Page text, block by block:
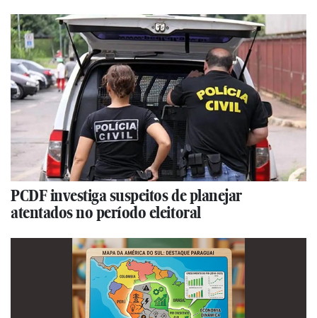
PCDF investiga suspeitos de planejar
atentados no período eleitoral